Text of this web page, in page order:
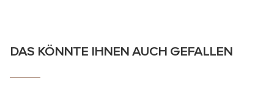
DAS KÖNNTE IHNEN AUCH GEFALLEN